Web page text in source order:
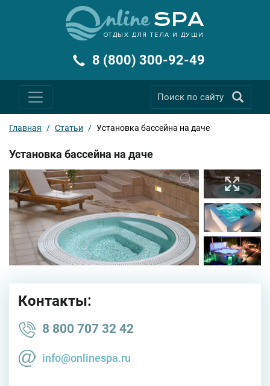
ОТДЫХ ДЛЯ ТЕЛА И ДУШИ
8 (800) 300-92-49
Главная / Статьи / Установка бассейна на даче
Установка бассейна на даче
Контакты:
8 800 707 32 42
info@onlinespa.ru